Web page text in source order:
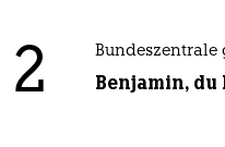
2 Benjamin,